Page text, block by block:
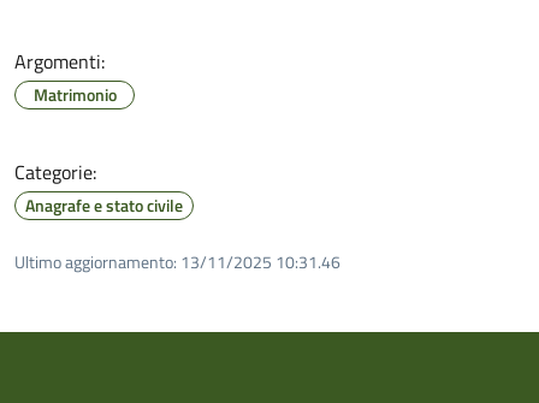
Argomenti:
Matrimonio
Categorie:
Anagrafe e stato civile
Ultimo aggiornamento: 13/11/2025 10:31.46